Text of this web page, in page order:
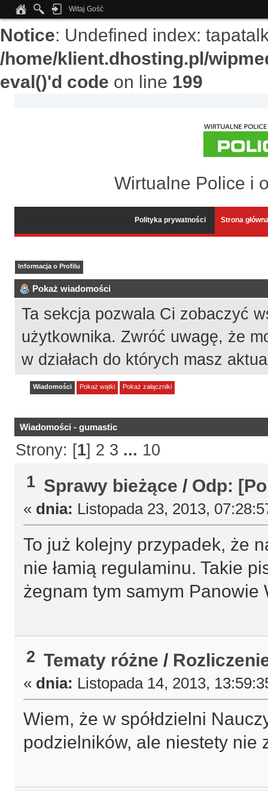
Notice: Undefined index:
/home/klient.dhosting.pl/
eval()'d code on line 199
Witaj Gość
Wirtualne Police i
Polityka prywatności Strona
Informacja o Profilu
Pokaż wiadomości
Ta sekcja pozwala Ci zobaczyć
użytkownika. Zwróć uwagę, że
w działach do których masz
Wiadomości Pokaż wątki Pokaż załączniki
Wiadomości - gumastic
Strony: [1] 2 3 ... 10
1 Sprawy bieżące / Odp:
« dnia: Listopada 23, 2013,
To już kolejny przypadek, że
nie łamią regulaminu. Takie
żegnam tym samym Panowie
2 Tematy różne /
« dnia: Listopada 14, 2013,
Wiem, że w spółdzielni
podzielników, ale niestety nie